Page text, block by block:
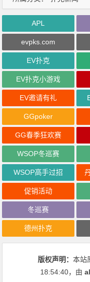
APL
evpks.com
EV扑克
EV扑克小游戏
EV邀请有礼
GGpoker
GG春季狂欢赛
WSOP冬巡赛
WSOP高手过招
促销活动
冬巡赛
德州扑克
版权声明：本站
18:54:40，由